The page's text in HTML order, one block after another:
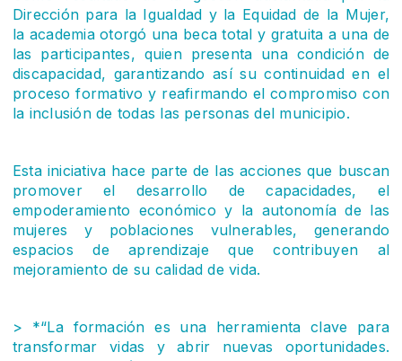
Dirección para la Igualdad y la Equidad de la Mujer,
la academia otorgó una beca total y gratuita a una de
las participantes, quien presenta una condición de
discapacidad, garantizando así su continuidad en el
proceso formativo y reafirmando el compromiso con
la inclusión de todas las personas del municipio.
Esta iniciativa hace parte de las acciones que buscan
promover el desarrollo de capacidades, el
empoderamiento económico y la autonomía de las
mujeres y poblaciones vulnerables, generando
espacios de aprendizaje que contribuyen al
mejoramiento de su calidad de vida.
> *“La formación es una herramienta clave para
transformar vidas y abrir nuevas oportunidades.